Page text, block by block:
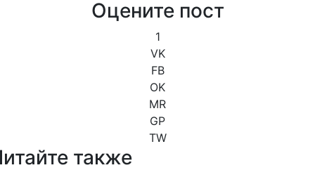
Оцените пост
1
VK
FB
OK
MR
GP
TW
также